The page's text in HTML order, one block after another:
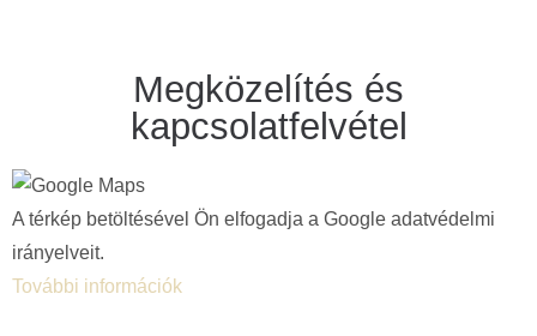
Megközelítés és
kapcsolatfelvétel
A térkép betöltésével Ön elfogadja a Google adatvédelmi
irányelveit.
További információk